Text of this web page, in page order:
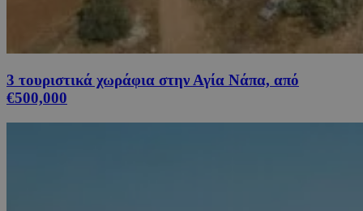
3 τουριστικά χωράφια στην Αγία Νάπα, από
€500,000